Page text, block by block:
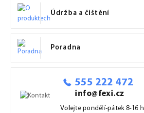
Údržba a čištění
Poradna
555 222 472
info@fexi.cz
Volejte pondělí-pátek 8-16 h